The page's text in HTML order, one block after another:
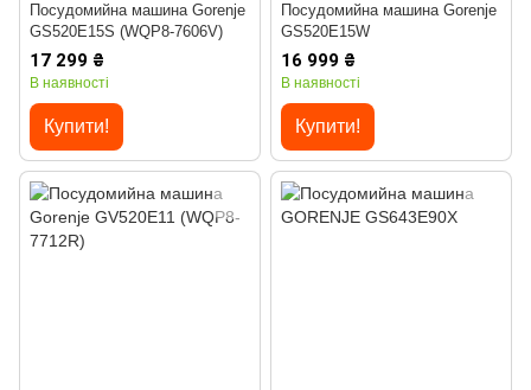
Посудомийна машина Gorenje
GS520E15S (WQP8-7606V)
17 299 ₴
В наявності
Купити!
Посудомийна машина Gorenje
GS520E15W
16 999 ₴
В наявності
Купити!